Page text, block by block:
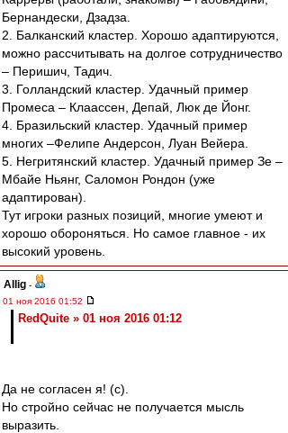
Бернандески, Дзадза.
2. Балканский кластер. Хорошо адаптируются,
можно рассчитывать на долгое сотрудничество
– Перишич, Тадич.
3. Голландский кластер. Удачный пример
Промеса – Клаассен, Депай, Люк де Йонг.
4. Бразильский кластер. Удачный пример
многих –Фелипе Андерсон, Луан Вейера.
5. Негритянский кластер. Удачный пример Зе –
Мбайе Ньянг, Саломон Рондон (уже
адаптирован).
Тут игроки разных позиций, многие умеют и
хорошо обороняться. Но самое главное - их
высокий уровень.
Allig -
01 ноя 2016 01:52
RedQuite » 01 ноя 2016 01:12
Да не согласен я! (с).
Но стройно сейчас не получается мысль
выразить.